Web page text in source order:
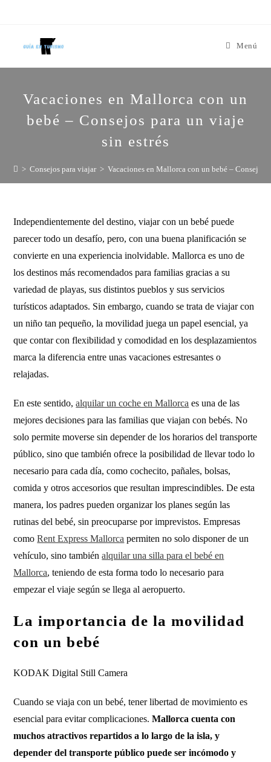
Menú
Vacaciones en Mallorca con un
bebé – Consejos para un viaje
sin estrés
> Consejos para viajar > Vacaciones en Mallorca con un bebé – Consejos
Independientemente del destino, viajar con un bebé puede
parecer todo un desafío, pero, con una buena planificación se
convierte en una experiencia inolvidable. Mallorca es uno de
los destinos más recomendados para familias gracias a su
variedad de playas, sus distintos pueblos y sus servicios
turísticos adaptados. Sin embargo, cuando se trata de viajar con
un niño tan pequeño, la movilidad juega un papel esencial, ya
que contar con flexibilidad y comodidad en los desplazamientos
marca la diferencia entre unas vacaciones estresantes o
relajadas.
En este sentido,alquilar un coche en Mallorca es una de las
mejores decisiones para las familias que viajan con bebés. No
solo permite moverse sin depender de los horarios del transporte
público, sino que también ofrece la posibilidad de llevar todo lo
necesario para cada día, como cochecito, pañales, bolsas,
comida y otros accesorios que resultan imprescindibles. De esta
manera, los padres pueden organizar los planes según las
rutinas del bebé, sin preocuparse por imprevistos. Empresas
comoRent Express Mallorca permiten no solo disponer de un
vehículo, sino tambiénalquilar una silla para el bebé en
Mallorca, teniendo de esta forma todo lo necesario para
empezar el viaje según se llega al aeropuerto.
La importancia de la movilidad
con un bebé
KODAK Digital Still Camera
Cuando se viaja con un bebé, tener libertad de movimiento es
esencial para evitar complicaciones.Mallorca cuenta con
muchos atractivos repartidos a lo largo de la isla, y
depender del transporte público puede ser incómodo y